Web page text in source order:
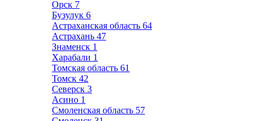
Орск 7
Бузулук 6
Астраханская область 64
Астрахань 47
Знаменск 1
Харабали 1
Томская область 61
Томск 42
Северск 3
Асино 1
Смоленская область 57